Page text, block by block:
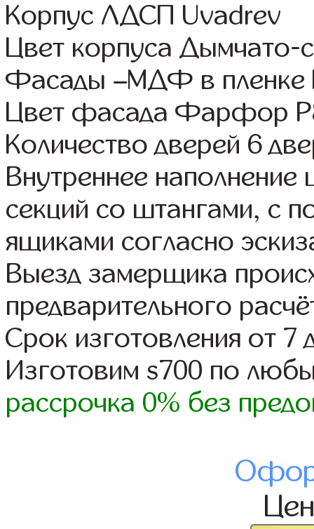
Корпус ЛДСП Uvadrev
Цвет корпуса Дымчато-
Фасады –МДФ в пленке
Цвет фасада Фарфор
Количество дверей 6
Внутреннее
секций со штангами, с
ящиками согласно
Выезд замерщика
предварительного
Срок изготовления от 7
Изготовим s700 по
рассрочка 0% без